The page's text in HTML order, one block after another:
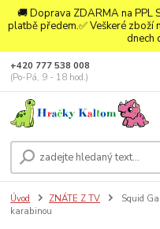
🚚 Doprava ZDARMA na PPL
platbě předem.✅ Veškeré zboží
dnech
+420 777 538 008
(Po-Pá, 9 - 18 hod.)
Úvod ZNÁTE Z TV
Squid
karabinou